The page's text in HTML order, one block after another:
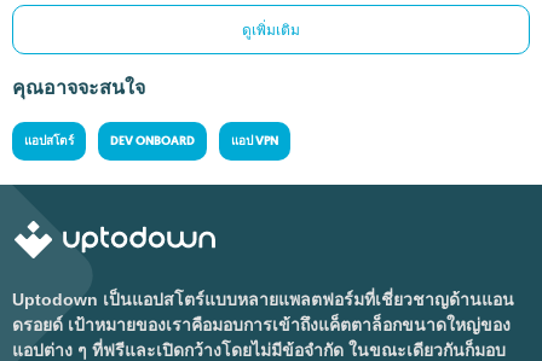
ดูเพิ่มเติม
คุณอาจจะสนใจ
แอปสโตร์ DEV ONBOARD แอป VPN
Uptodown เป็นแอปสโตร์แบบหลายแพลตฟอร์มที่เชี่ยวชาญด้านแอน
ดรอยด์ เป้าหมายของเราคือมอบการเข้าถึงแค็ตตาล็อกขนาดใหญ่ของ
แอปต่าง ๆ ที่ฟรีและเปิดกว้างโดยไม่มีข้อจำกัด ในขณะเดียวกันก็มอบ